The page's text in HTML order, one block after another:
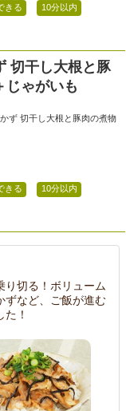
きる 10分以内
切干し大根と豚
じゃがいも
ず 切干し大根と豚肉の煮物
きる 10分以内
り切る！ボリューム
ずなど、ご飯が進む
！